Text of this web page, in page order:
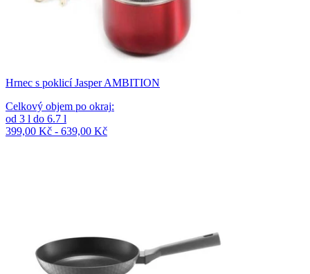
Hrnec s poklicí Jasper AMBITION
Celkový objem po okraj:
od 3 l do 6.7 l
399,00 Kč - 639,00 Kč